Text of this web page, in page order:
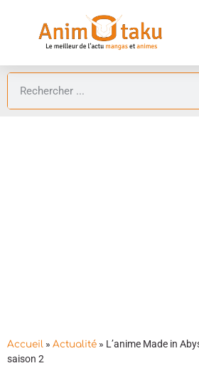
Accueil » Actualité » L’anime Made in
saison 2